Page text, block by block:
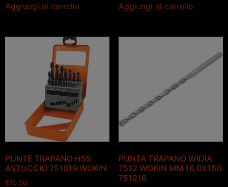
Aggiungi al carrello Aggiungi al carrello
PUNTE TRAPANO HSS
ASTUCCIO 751019 WOKIN
€15.50
PUNTA TRAPANO WIDIA
7512 WOKIN MM 16,0X150
751216